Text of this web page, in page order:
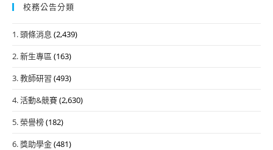
校務公告分類
1. 頭條消息 (2,439)
2. 新生專區 (163)
3. 教師研習 (493)
4. 活動&競賽(2,630)
5. 榮譽榜(182)
6. 獎助學金(481)